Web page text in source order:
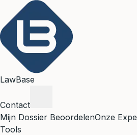
LawBase
Contact
Mijn Dossier BeoordelenOnze
Tools